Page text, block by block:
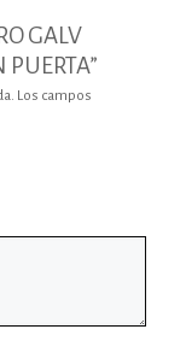
GALV
PUERTA”
Los campos